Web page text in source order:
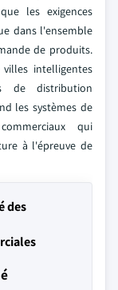
les exigences
dans l'ensemble
de produits.
intelligentes
de distribution
les systèmes de
qui
à l'épreuve de
des